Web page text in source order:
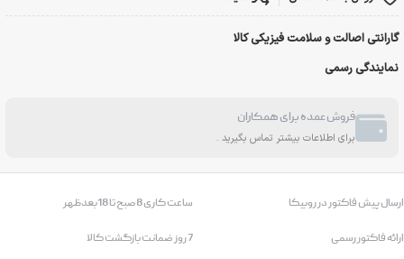
گارانتی اصالت و سلامت فیزیکی کالا
نمایندگی رسمی
فروش عمده برای همکاران
برای اطلاعات بیشتر تماس بگیرید .
ارسال پیش فاکتور در روبیکا ساعت کاری 8صبح تا 18بعدظهر
ارائه فاکتور رسمی 7 روز ضمانت بازگشت کالا